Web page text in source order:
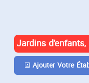
Jardins
Ajouter Votre